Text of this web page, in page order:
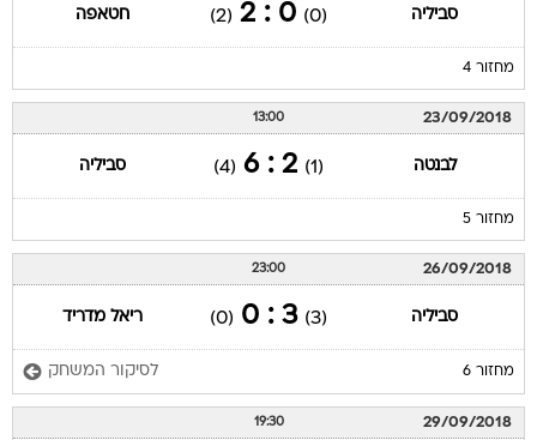
סביליה (0)
0 : 2
(2) חטאפה
מחזור 4
23/09/2018
13:00
לבנטה (1)
2 : 6
(4) סביליה
מחזור 5
26/09/2018
23:00
סביליה (3)
3 : 0
(0) ריאל מדריד
מחזור 6 לסיקור המשחק
29/09/2018
19:30